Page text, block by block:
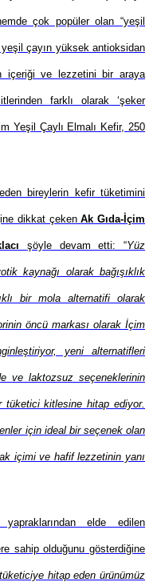
çok popüler olan “yeşil
çayın yüksek antioksidan
içeriği ve lezzetini bir araya
farklı olarak ‘şeker
Yeşil Çaylı Elmalı Kefir, 250
bireylerin kefir tüketimini
dikkat çekenAk Gıda-İçim
şöyle devam etti: “Yüz
kaynağı olarak bağışıklık
bir mola alternatifi olarak
öncü markası olarak İçim
yeni alternatifleri
ve laktozsuz seçeneklerinin
tüketici kitlesine hitap ediyor.
için ideal bir seçenek olan
içimi ve hafif lezzetinin yanı
elde edilen
sahip olduğunu gösterdiğine
hitap eden ürünümüz